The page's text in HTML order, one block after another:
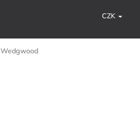
CZK
Wedgwood